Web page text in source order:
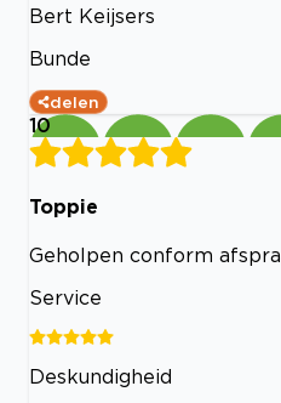
Bert Keijsers
Bunde
delen
10
Toppie
Geholpen conform
Service
Deskundigheid